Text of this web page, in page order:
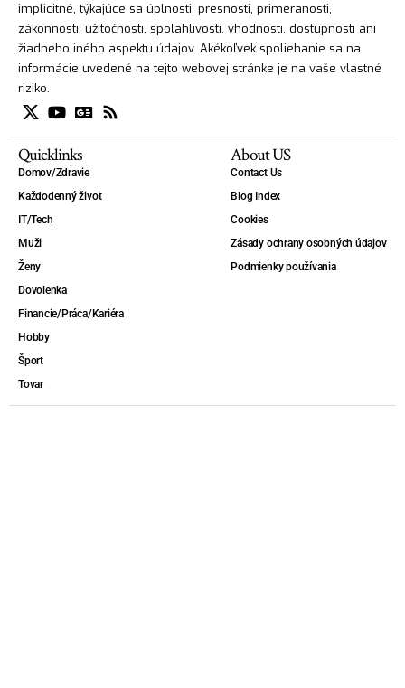
implicitné, týkajúce sa úplnosti, presnosti, primeranosti,
zákonnosti, užitočnosti, spoľahlivosti, vhodnosti, dostupnosti ani
žiadneho iného aspektu údajov. Akékoľvek spoliehanie sa na
informácie uvedené na tejto webovej stránke je na vaše vlastné
riziko.
Quicklinks
Domov/Zdravie
Každodenný život
IT/Tech
Muži
Ženy
Dovolenka
Financie/Práca/Kariéra
Hobby
Šport
Tovar
About US
Contact Us
Blog Index
Cookies
Zásady ochrany osobných údajov
Podmienky používania